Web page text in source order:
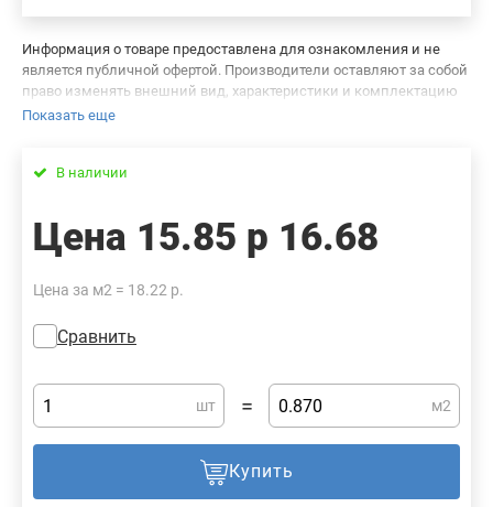
Информация о товаре предоставлена для ознакомления и не
является публичной офертой. Производители оставляют за собой
право изменять внешний вид, характеристики и комплектацию
товара, предварительно не уведомляя продавцов и потребителей.
фотографиях товара. Будем благодарны вам за сообщение об
Показать еще
В наличии
Цена 15.85 р 16.68
Цена за м2 = 18.22 р.
Сравнить
шт = м2
Купить